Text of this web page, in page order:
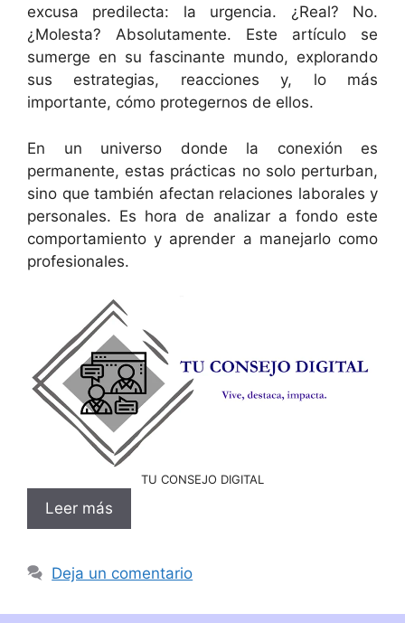
excusa predilecta: la urgencia. ¿Real? No.
¿Molesta? Absolutamente. Este artículo se
sumerge en su fascinante mundo, explorando
sus estrategias, reacciones y, lo más
importante, cómo protegernos de ellos.
En un universo donde la conexión es
permanente, estas prácticas no solo perturban,
sino que también afectan relaciones laborales y
personales. Es hora de analizar a fondo este
comportamiento y aprender a manejarlo como
profesionales.
TU CONSEJO DIGITAL
Leer más
Deja un comentario